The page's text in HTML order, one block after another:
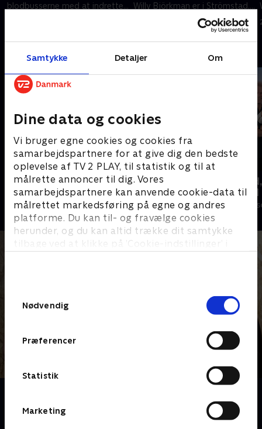
Samtykke Detaljer Om
Dine data og cookies
Vi bruger egne cookies og cookies fra
samarbejdspartnere for at give dig den bedste
oplevelse af TV 2 PLAY, til statistik og til at
målrette annoncer til dig. Vores
samarbejdspartnere kan anvende cookie-data til
målrettet markedsføring på egne og andres
platforme. Du kan til- og fravælge cookies
herunder, og du kan altid trække dit samtykke
tilbage ved at klikke på ’Cookie-indstillinger’ i
Nødvendig
Præferencer
Statistik
Marketing
blodbusserne med at indrette
Willy Björkman er i Strömstad,
hvor de ordner en terrasse for
21. januar 2015 • 43 min
Ryd op i dit liv
Livsstil • 6 sæsoner
beliggenhed
Livsstil • 18
Tømrerne Mats "Matte" Carlsson og Willy Björkman
samt dekoratør og håndværker Reva Hallbäck rejser